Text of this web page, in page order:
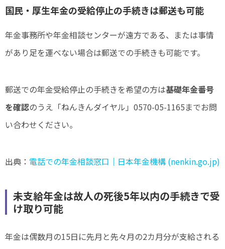
国民・厚生年金の受給停止の手続きは郵送も可能
年金事務所や年金相談センターが遠方である、または事情
があり足を運べない場合は郵送での手続きも可能です。
郵送での年金受給停止の手続きを希望の方は基礎年金番号
を確認のうえ「ねんきんダイヤル」0570-05-1165までお問
い合わせください。
出典： 電話での年金相談窓口｜日本年金機構 (nenkin.go.jp)
未支給年金は故人の死後5年以内の手続きで受
け取り可能
年金は偶数月の15日に先月と先々月の2カ月分が支給される